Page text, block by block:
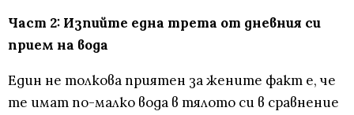
Част 2: Изпийте една трета от дневния си
прием на вода
Един не толкова приятен за жените факт е, че
те имат по-малко вода в тялото си в сравнение